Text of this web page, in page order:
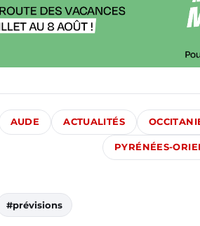
AUDE ACTUALITÉS
PYRÉNÉES-
#prévisions